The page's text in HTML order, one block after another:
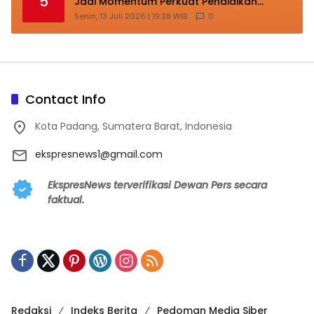
Berkarakter
Senin, 13 Juli 2026 | 19:28 WIB 0
Contact Info
Kota Padang, Sumatera Barat, Indonesia
ekspresnews1@gmail.com
EkspresNews terverifikasi Dewan Pers secara
faktual.
Redaksi Indeks Berita Pedoman Media Siber